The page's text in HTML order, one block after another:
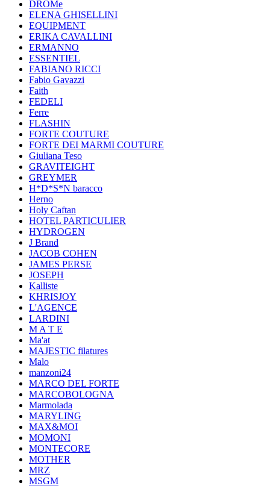
DROMe
ELENA GHISELLINI
EQUIPMENT
ERIKA CAVALLINI
ERMANNO
ESSENTIEL
FABIANO RICCI
Fabio Gavazzi
Faith
FEDELI
Ferre
FLASHIN
FORTE COUTURE
FORTE DEI MARMI COUTURE
Giuliana Teso
GRAVITEIGHT
GREYMER
H*D*S*N baracco
Herno
Holy Caftan
HOTEL PARTICULIER
HYDROGEN
J Brand
JACOB COHEN
JAMES PERSE
JOSEPH
Kalliste
KHRISJOY
L'AGENCE
LARDINI
M A T E
Ma'at
MAJESTIC filatures
Malo
manzoni24
MARCO DEL FORTE
MARCOBOLOGNA
Marmolada
MARYLING
MAX&MOI
MOMONI
MONTECORE
MOTHER
MRZ
MSGM